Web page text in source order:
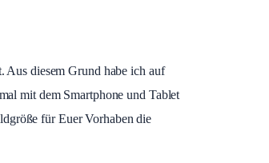
diesem Grund habe ich auf
mit dem Smartphone und Tablet
für Euer Vorhaben die